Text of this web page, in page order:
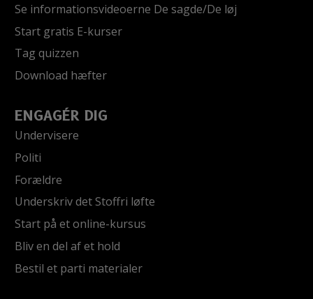
Se informationsvideoerne De sagde/De løj
Start gratis E-kurser
Tag quizzen
Download hæfter
ENGAGÉR DIG
Undervisere
Politi
Forældre
Underskriv det Stoffri løfte
Start på et online-kursus
Bliv en del af et hold
Bestil et parti materialer